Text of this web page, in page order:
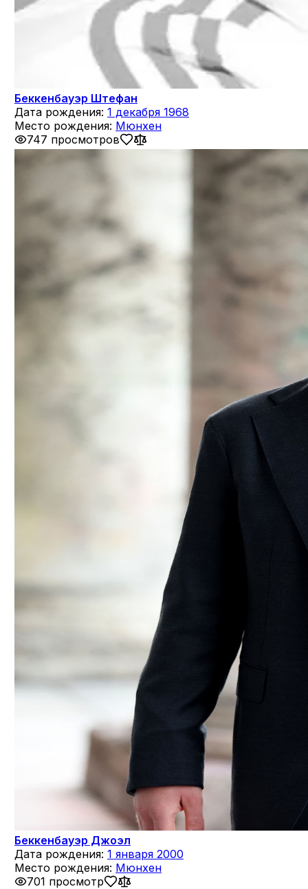
Беккенбауэр Штефан
Дата рождения: 1 декабря 1968
Место рождения: Мюнхен
747 просмотров
Беккенбауэр Джоэл
Дата рождения: 1 января 2000
Место рождения: Мюнхен
701 просмотр